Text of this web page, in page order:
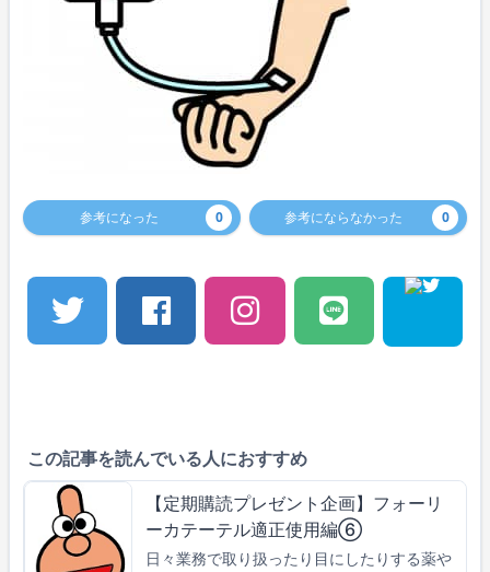
参考になった 0 参考にならなかった 0
この記事を読んでいる人におすすめ
【定期購読プレゼント企画】フォーリ
ーカテーテル適正使用編⑥
日々業務で取り扱ったり目にしたりする薬や